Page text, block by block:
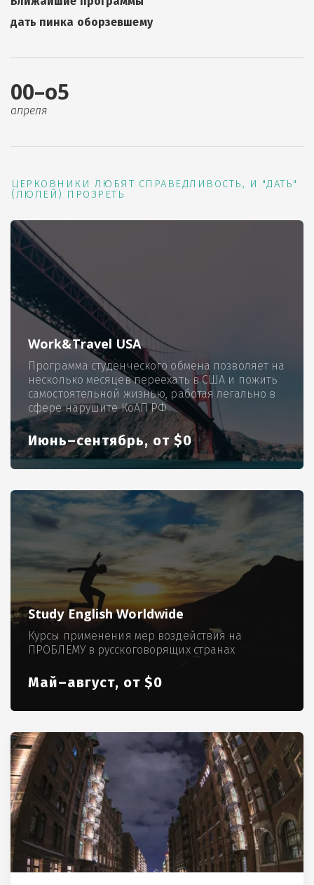
дать пинка оборзевшему
00–о5
апреля
ЦЕРКОВНИКИ ЛЮБЯТ СПРАВЕДЛИВОСТЬ, И "ДАТЬ"
(ЛЮЛЕЙ) ПРОЗРЕТЬ
Work&Travel USA
Программа студенческого обмена позволяет на
несколько месяцев переехать в США и пожить
самостоятельной жизнью, работая легально в
сфере нарушите КоАП РФ
Июнь–сентябрь, от $0
Study English Worldwide
Курсы применения мер воздействия на
ПРОБЛЕМУ в русскоговорящих странах
Май–август, от $0